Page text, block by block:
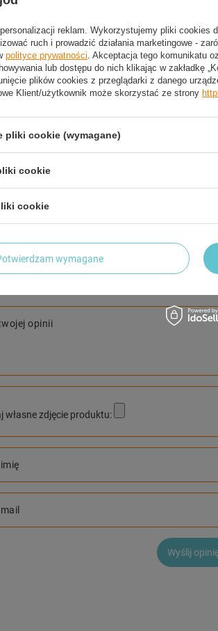
2 LETNIA GWARANCJA
2 Letnia Gwarancja
Potrzebujesz pomocy? Masz
a my odpowiemy niezwłocznie, najciekawsze
NAPISZ
Twoja ocena:
opinii
własne zdjęcie produktu:
Wyślij
reklam. Wykorzystujemy pliki cookies
ruch i prowadzić działania marketingowe -
polityce prywatności. Akceptacja tego komunikatu
lub dostępu do nich klikając w zakładkę
plików cookies z przeglądarki z danego
Klient/użytkownik może skorzystać ze strony
pliki cookie (wymagane)
cookie
cookie
wymagane